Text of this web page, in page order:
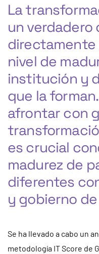
La
un
directamente
nivel de
institución y
que la
afrontar con
es crucial
madurez de
diferentes
y gobierno de
Se ha llevado a cabo un
metodología IT Score de